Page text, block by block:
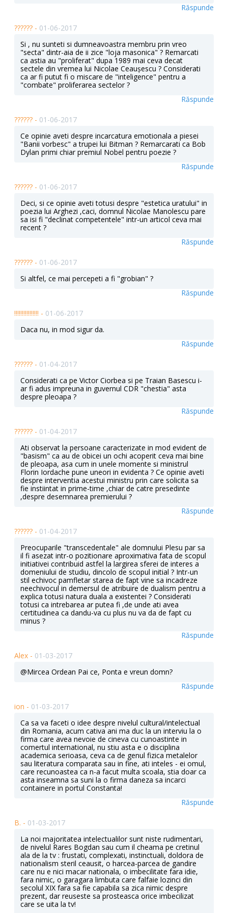
Răspunde
?????? - 01-06-2017
Si , nu sunteti si dumneavoastra membru prin vreo
"secta" dintr-aia de ii zice "loja masonica" ? Remarcati
ca astia au "proliferat" dupa 1989 mai ceva decat
sectele din vremea lui Nicolae Ceaușescu ? Considerati
ca ar fi putut fi o miscare de "inteligence" pentru a
"combate" proliferarea sectelor ?
Răspunde
?????? - 01-06-2017
Ce opinie aveti despre incarcatura emotionala a piesei
"Banii vorbesc" a trupei lui Bitman ? Remarcarati ca Bob
Dylan primi chiar premiul Nobel pentru poezie ?
Răspunde
?????? - 01-06-2017
Deci, si ce opinie aveti totusi despre "estetica uratului" in
poezia lui Arghezi ,caci, domnul Nicolae Manolescu pare
sa isi fi "declinat competentele" intr-un articol ceva mai
recent ?
Răspunde
?????? - 01-06-2017
Si altfel, ce mai percepeti a fi "grobian" ?
Răspunde
!!!!!!!!!!!!!!!! - 01-06-2017
Daca nu, in mod sigur da.
Răspunde
?????? - 01-04-2017
Considerati ca pe Victor Ciorbea si pe Traian Basescu i-
ar fi adus impreuna in guvernul CDR "chestia" asta
despre pleoapa ?
Răspunde
?????? - 01-04-2017
Ati observat la persoane caracterizate in mod evident de
"basism" ca au de obicei un ochi acoperit ceva mai bine
de pleoapa, asa cum in unele momente si ministrul
Florin Iordache pune uneori in evidenta ? Ce opinie aveti
despre interventia acestui ministru prin care solicita sa
fie instiintat in prime-time ,chiar de catre presedinte
,despre desemnarea premierului ?
Răspunde
?????? - 01-04-2017
Preocuparile "transcedentale" ale domnului Plesu par sa
il fi asezat intr-o pozitionare aproximativa fata de scopul
initiativei contribuid astfel la largirea sferei de interes a
domeniului de studiu, dincolo de scopul initial ? Intr-un
stil echivoc pamfletar starea de fapt vine sa incadreze
neechivocul in demersul de atribuire de dualism pentru a
explica totusi natura duala a existentei ? Considerati
totusi ca intrebarea ar putea fi ,de unde ati avea
certitudinea ca dandu-va cu plus nu va da de fapt cu
minus ?
Răspunde
Alex - 01-03-2017
@Mircea Ordean Pai ce, Ponta e vreun domn?
Răspunde
ion - 01-03-2017
Ca sa va faceti o idee despre nivelul cultural/intelectual
din Romania, acum cativa ani ma duc la un interviu la o
firma care avea nevoie de cineva cu cunoastinte in
comertul international, nu stiu asta e o disciplina
academica serioasa, ceva ca de genul fizica metalelor
sau literatura comparata sau in fine, ati inteles - ei omul,
care recunoastea ca n-a facut multa scoala, stia doar ca
asta inseamna sa suni la o firma daneza sa incarci
containere in portul Constanta!
Răspunde
B. - 01-03-2017
La noi majoritatea intelectualilor sunt niste rudimentari,
de nivelul Rares Bogdan sau cum il cheama pe cretinul
ala de la tv : frustati, complexati, instinctuali, doldora de
nationalism steril ceausit, o harcea-parcea de gandire
care nu e nici macar nationala, o imbecilitate fara idie,
fara nimic, o garagara limbuta care falfaie lozinci din
secolul XIX fara sa fie capabila sa zica nimic despre
prezent, dar reuseste sa prosteasca orice imbecilizat
care se uita la tv!